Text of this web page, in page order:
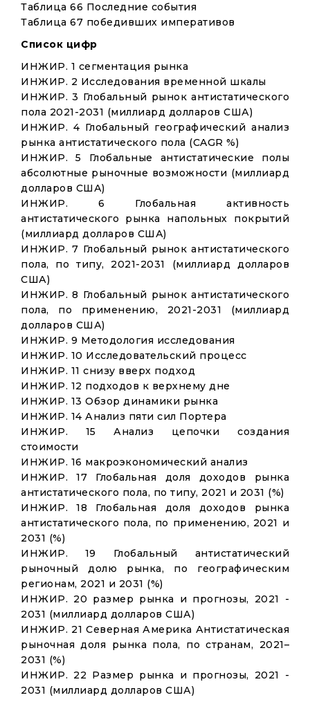
Таблица 66 Последние события
Таблица 67 победивших императивов
Список цифр
ИНЖИР. 1 сегментация рынка
ИНЖИР. 2 Исследования временной шкалы
ИНЖИР. 3 Глобальный рынок антистатического
пола 2021-2031 (миллиард долларов США)
ИНЖИР. 4 Глобальный географический анализ
рынка антистатического пола (CAGR %)
ИНЖИР. 5 Глобальные антистатические полы
абсолютные рыночные возможности (миллиард
долларов США)
ИНЖИР. 6 Глобальная активность
антистатического рынка напольных покрытий
(миллиард долларов США)
ИНЖИР. 7 Глобальный рынок антистатического
пола, по типу, 2021-2031 (миллиард долларов
США)
ИНЖИР. 8 Глобальный рынок антистатического
пола, по применению, 2021-2031 (миллиард
долларов США)
ИНЖИР. 9 Методология исследования
ИНЖИР. 10 Исследовательский процесс
ИНЖИР. 11 снизу вверх подход
ИНЖИР. 12 подходов к верхнему дне
ИНЖИР. 13 Обзор динамики рынка
ИНЖИР. 14 Анализ пяти сил Портера
ИНЖИР. 15 Анализ цепочки создания
стоимости
ИНЖИР. 16 макроэкономический анализ
ИНЖИР. 17 Глобальная доля доходов рынка
антистатического пола, по типу, 2021 и 2031 (%)
ИНЖИР. 18 Глобальная доля доходов рынка
антистатического пола, по применению, 2021 и
2031 (%)
ИНЖИР. 19 Глобальный антистатический
рыночный долю рынка, по географическим
регионам, 2021 и 2031 (%)
ИНЖИР. 20 размер рынка и прогнозы, 2021 -
2031 (миллиард долларов США)
ИНЖИР. 21 Северная Америка Антистатическая
рыночная доля рынка пола, по странам, 2021–
2031 (%)
ИНЖИР. 22 Размер рынка и прогнозы, 2021 -
2031 (миллиард долларов США)